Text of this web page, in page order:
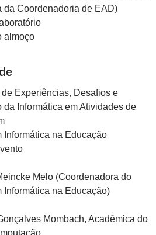
da Coordenadoria de EAD)
almoço
Experiências, Desafios e
da Informática em Atividades de
Informática na Educação
Melo (Coordenadora do
Informática na Educação)
Mombach, Acadêmica do